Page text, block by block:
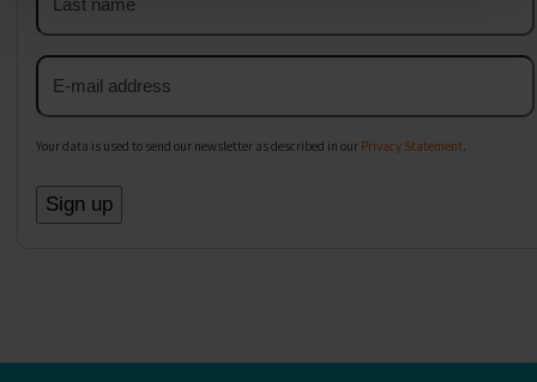
name
Email
address
Your data is used to send our newsletter as described in our Privacy Statement.